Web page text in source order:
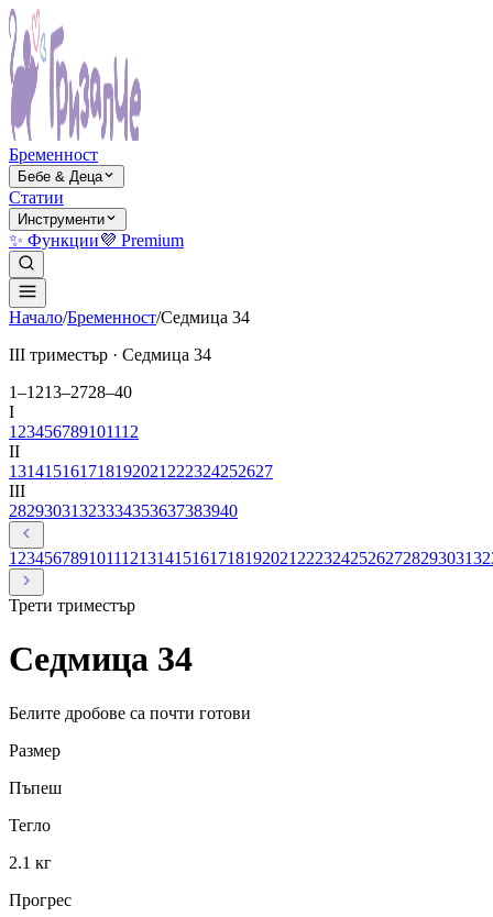
Бременност
Бебе & Деца
Статии
Инструменти
✨ Функции💜 Premium
Начало/Бременност/Седмица 34
ІІІ триместър · Седмица 34
1–1213–2728–40
І
1 23456789101112
ІІ
131415161718192021 222324252627
ІІІ
28293031323334353637383940
1 23456789101112131415161718192021 2223242526272829303132
Трети триместър
Седмица 34
Белите дробове са почти готови
Размер
Пъпеш
Тегло
2.1 кг
Прогрес